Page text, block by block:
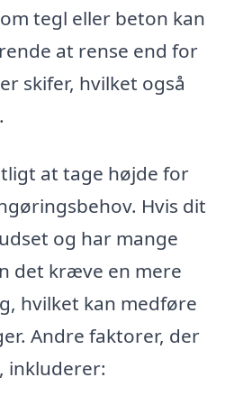
tegl eller beton kan
at rense end for
skifer, hvilket også
at tage højde for
Hvis dit
og har mange
det kræve en mere
hvilket kan medføre
Andre faktorer, der
inkluderer: